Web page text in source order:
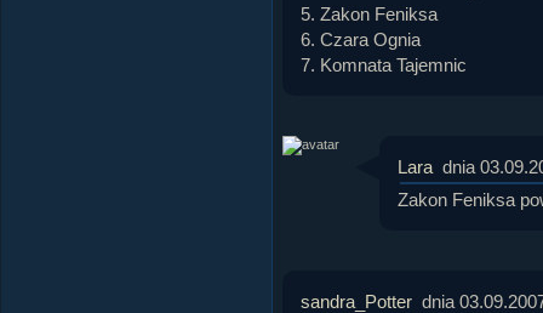
5. Zakon Feniksa
6. Czara Ognia
7. Komnata Tajemnic
Lara dnia
Zakon Feniksa
sandra_Potter dnia